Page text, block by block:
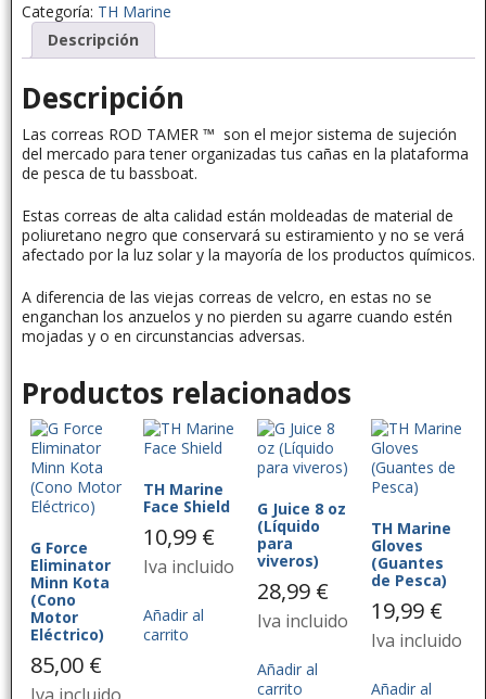
Categoría: TH Marine
Descripción
Descripción
Las correas ROD TAMER ™ son el mejor sistema de sujeción
del mercado para tener organizadas tus cañas en la plataforma
de pesca de tu bassboat.
Estas correas de alta calidad están moldeadas de material de
poliuretano negro que conservará su estiramiento y no se verá
afectado por la luz solar y la mayoría de los productos químicos.
A diferencia de las viejas correas de velcro, en estas no se
enganchan los anzuelos y no pierden su agarre cuando estén
mojadas y o en circunstancias adversas.
Productos relacionados
G Force
Eliminator
Minn Kota
(Cono
Motor
Eléctrico)
85,00 €
TH Marine
Face Shield
10,99 €
Iva incluido
Añadir al
carrito
G Juice 8 oz
(Líquido
para
viveros)
28,99 €
Iva incluido
Añadir al
carrito
TH Marine
Gloves
(Guantes
de Pesca)
19,99 €
Iva incluido
Añadir al